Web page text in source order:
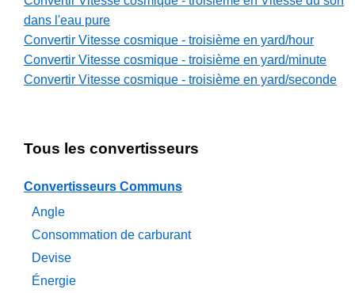
dans l'eau pure
Convertir Vitesse cosmique - troisième en yard/hour
Convertir Vitesse cosmique - troisième en yard/minute
Convertir Vitesse cosmique - troisième en yard/seconde
Tous les convertisseurs
Convertisseurs Communs
Angle
Consommation de carburant
Devise
Énergie